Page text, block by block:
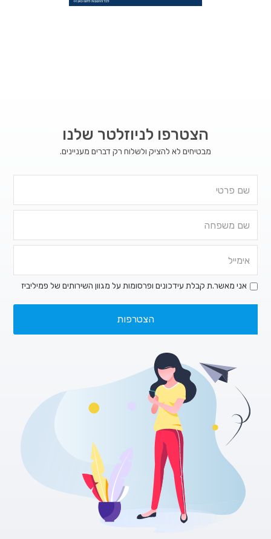
הצטרפו לניוזלטר שלנו
מבטיחים לא להציק ולשלוח רק דברים מעניינים.
אני מאשר.ת קבלת עידכונים ופרסומות על מגוון השירותים של פמיליביז